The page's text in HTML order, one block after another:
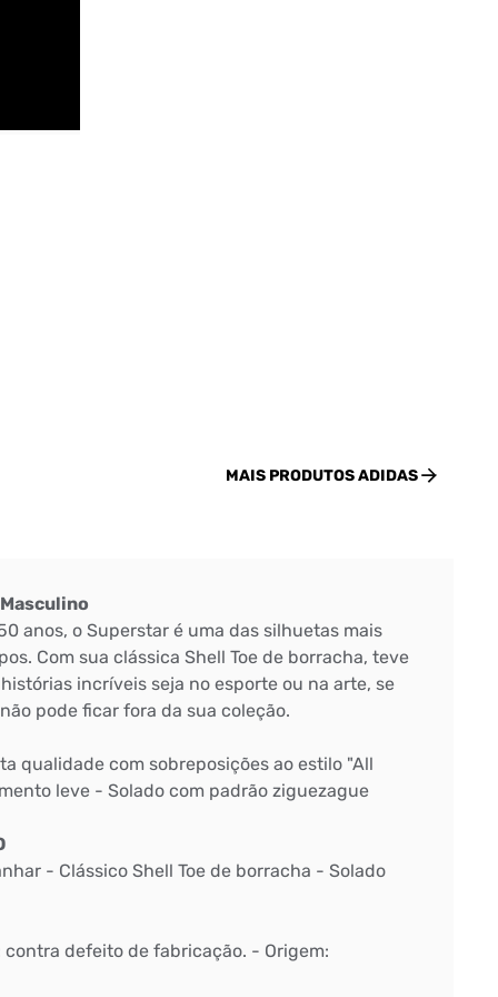
MAIS PRODUTOSADIDAS
anos, o Superstar é uma das silhuetas mais
Com sua clássica Shell Toe de borracha, teve
incríveis seja no esporte ou na arte, se
pode ficar fora da sua coleção.
qualidade com sobreposições ao estilo "All
leve - Solado com padrão ziguezague
- Clássico Shell Toe de borracha - Solado
defeito de fabricação. - Origem: